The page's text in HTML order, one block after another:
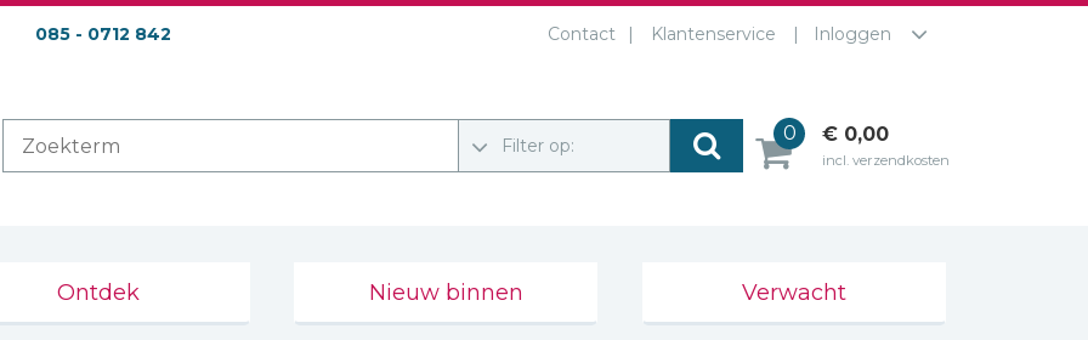
085 - 0712 842 Contact Klantenservice Inloggen
Filter op:
0 € 0,00
incl. verzendkosten
Ontdek Nieuw binnen Verwacht